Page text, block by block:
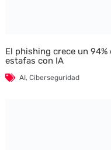
El phishing crece un
estafas con IA
AI, Ciberseguridad